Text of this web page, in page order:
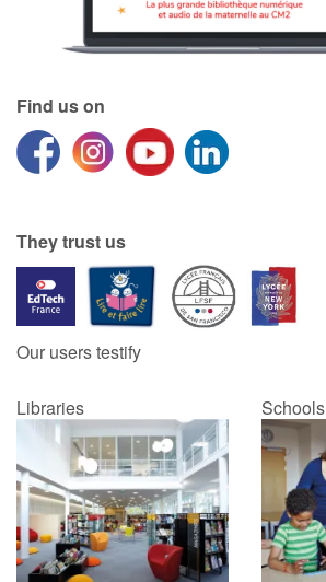
Find us on
They trust us
Our users testify
Libraries Schools